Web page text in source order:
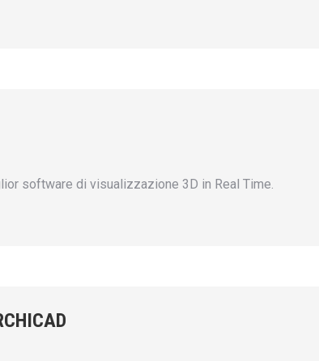
software di visualizzazione 3D in Real Time.